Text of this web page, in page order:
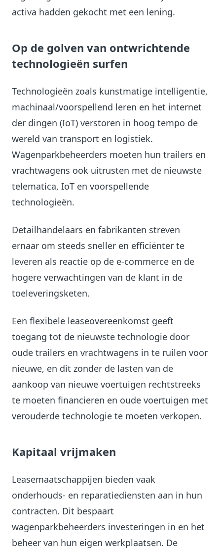
activa hadden gekocht met een lening.
Op de golven van ontwrichtende
technologieën surfen
Technologieën zoals kunstmatige intelligentie,
machinaal/voorspellend leren en het internet
der dingen (IoT) verstoren in hoog tempo de
wereld van transport en logistiek.
Wagenparkbeheerders moeten hun trailers en
vrachtwagens ook uitrusten met de nieuwste
telematica, IoT en voorspellende
technologieën.
Detailhandelaars en fabrikanten streven
ernaar om steeds sneller en efficiënter te
leveren als reactie op de e-commerce en de
hogere verwachtingen van de klant in de
toeleveringsketen.
Een flexibele leaseovereenkomst geeft
toegang tot de nieuwste technologie door
oude trailers en vrachtwagens in te ruilen voor
nieuwe, en dit zonder de lasten van de
aankoop van nieuwe voertuigen rechtstreeks
te moeten financieren en oude voertuigen met
verouderde technologie te moeten verkopen.
Kapitaal vrijmaken
Leasemaatschappijen bieden vaak
onderhouds- en reparatiediensten aan in hun
contracten. Dit bespaart
wagenparkbeheerders investeringen in en het
beheer van hun eigen werkplaatsen. De